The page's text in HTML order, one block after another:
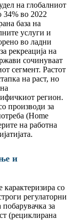
на глобалниот
34% во 2022
база на
услуги и
во ладни
рекреација на
сочинуваат
сегмент. Растот
на раст, но
регион.
производи за
(Home
на работна
и
карактеризира со
регулаторни
за
(рециклирана